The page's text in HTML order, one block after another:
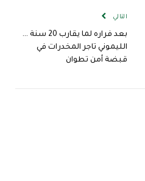
التالي
بعد فراره لما يقارب 20 سنة …
الليموني تاجر المخدرات في
قبضة أمن تطوان